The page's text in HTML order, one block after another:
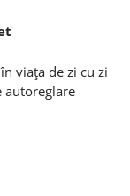
viaţa de zi cu zi
autoreglare